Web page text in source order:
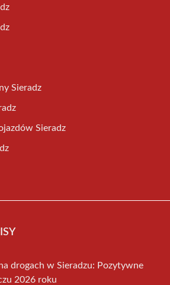
Sieradz
Sieradz
drogach w Sieradzu: Pozytywne
2026 roku